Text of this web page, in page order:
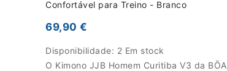
Confortável para Treino - Branco
69,90 €
Disponibilidade: 2 Em stock
O Kimono JJB Homem Curitiba V3 da BŌA